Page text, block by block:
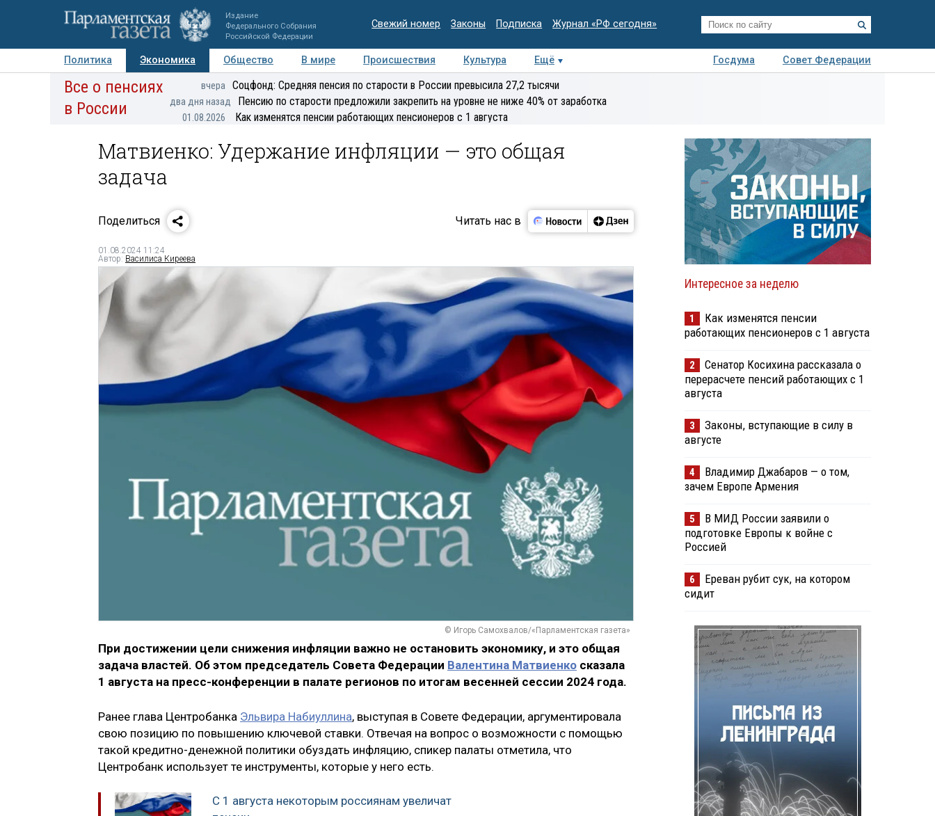
Издание
Федерального Собрания
Российской Федерации
Свежий номер Законы Подписка Журнал «РФ сегодня»
Политика Экономика Общество В мире Происшествия Культура Ещё Госдума
Совет Федерации
Авторы Персоны Мнения Регионы Медиацентр Интервью Колумнисты
экспертиза
Все о пенсиях
в России
вчера Соцфонд: Средняя пенсия по старости в России превысила 27,2 тысячи
два дня назад Пенсию по старости предложили закрепить на уровне не ниже 40% от заработка
01.08.2026 Как изменятся пенсии работающих пенсионеров с 1 августа
Матвиенко: Удержание инфляции — это общая
задача
Поделиться Читать нас в
01.08.2024 11:24
Автор: Василиса Киреева
© Игорь Самохвалов/«Парламентская газета»
При достижении цели снижения инфляции важно не остановить экономику, и это общая
задача властей. Об этом председатель Совета Федерации Валентина Матвиенко сказала
1 августа на пресс-конференции в палате регионов по итогам весенней сессии 2024 года.
Ранее глава Центробанка Эльвира Набиуллина, выступая в Совете Федерации, аргументировала
свою позицию по повышению ключевой ставки. Отвечая на вопрос о возможности с помощью
такой кредитно-денежной политики обуздать инфляцию, спикер палаты отметила, что
Центробанк использует те инструменты, которые у него есть.
С 1 августа некоторым россиянам увеличат
Интересное за неделю
1
Как изменятся пенсии
работающих пенсионеров с 1 августа
2
Сенатор Косихина рассказала о
перерасчете пенсий работающих с 1
августа
3
Законы, вступающие в силу в
августе
4
Владимир Джабаров — о том,
зачем Европе Армения
5
В МИД России заявили о
подготовке Европы к войне с
Россией
6
Ереван рубит сук, на котором
сидит